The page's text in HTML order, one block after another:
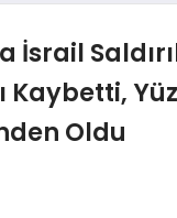
İsrail
Kaybetti,
Oldu